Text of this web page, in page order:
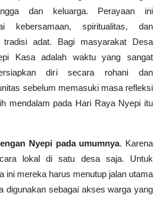
dan keluarga. Perayaan ini
kebersamaan, spiritualitas, dan
tradisi adat. Bagi masyarakat Desa
Kasa adalah waktu yang sangat
diri secara rohani dan
sebelum memasuki masa refleksi
mendalam pada Hari Raya Nyepi itu
Nyepi pada umumnya. Karena
lokal di satu desa saja. Untuk
ini mereka harus menutup jalan utama
digunakan sebagai akses warga yang